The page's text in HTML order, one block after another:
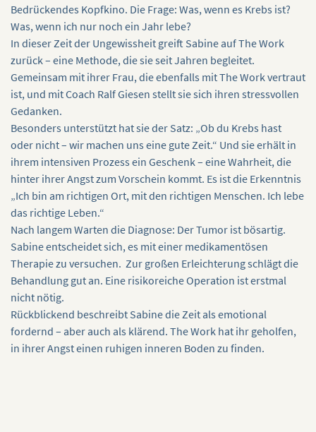
Bedrückendes Kopfkino. Die Frage: Was, wenn es Krebs ist?
Was, wenn ich nur noch ein Jahr lebe?
In dieser Zeit der Ungewissheit greift Sabine auf The Work
zurück – eine Methode, die sie seit Jahren begleitet.
Gemeinsam mit ihrer Frau, die ebenfalls mit The Work vertraut
ist, und mit Coach Ralf Giesen stellt sie sich ihren stressvollen
Gedanken.
Besonders unterstützt hat sie der Satz: „Ob du Krebs hast
oder nicht – wir machen uns eine gute Zeit.“ Und sie erhält in
ihrem intensiven Prozess ein Geschenk – eine Wahrheit, die
hinter ihrer Angst zum Vorschein kommt. Es ist die Erkenntnis
„Ich bin am richtigen Ort, mit den richtigen Menschen. Ich lebe
das richtige Leben.“
Nach langem Warten die Diagnose: Der Tumor ist bösartig.
Sabine entscheidet sich, es mit einer medikamentösen
Therapie zu versuchen. Zur großen Erleichterung schlägt die
Behandlung gut an. Eine risikoreiche Operation ist erstmal
nicht nötig.
Rückblickend beschreibt Sabine die Zeit als emotional
fordernd – aber auch als klärend. The Work hat ihr geholfen,
in ihrer Angst einen ruhigen inneren Boden zu finden.